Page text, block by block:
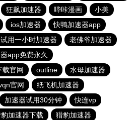
狂飙加速器 哔咔漫画
小美
ios加速器
快鸭加速器app
用一小时加速器
老佛爷加速器
app免费永久
载官网
outline
水母加速器
官网
纸飞机加速器
加速器试用30分钟
快连vp
加速器下载
猎豹加速器